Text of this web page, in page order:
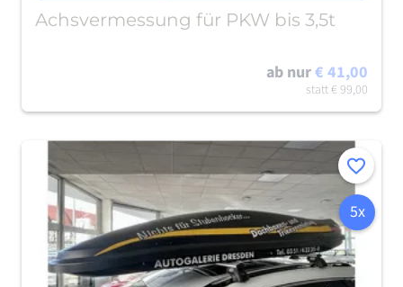
Achsvermessung für PKW bis 3,5t
ab nur€ 41,00
statt€ 99,00
Merken
5x